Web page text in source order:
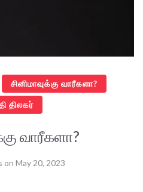
சினிமாவுக்கு வாரீகளா?
திலகர்
வாரீகளா?
on May 20, 2023